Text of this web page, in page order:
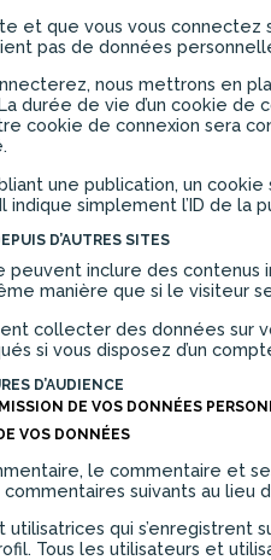
et que vous vous
pas de données
nous mettrons en
durée de vie d’un cookie de
cookie de connexion sera
une publication, un
simplement l’ID de la
D’AUTRES SITES
peuvent inclure des contenus
manière que si le visiteur
collecter des données sur
si vous disposez d’un
D’AUDIENCE
DE VOS DONNÉES
VOS DONNÉES
le commentaire et
suivants au lieu
utilisatrices qui
Tous les utilisateurs et